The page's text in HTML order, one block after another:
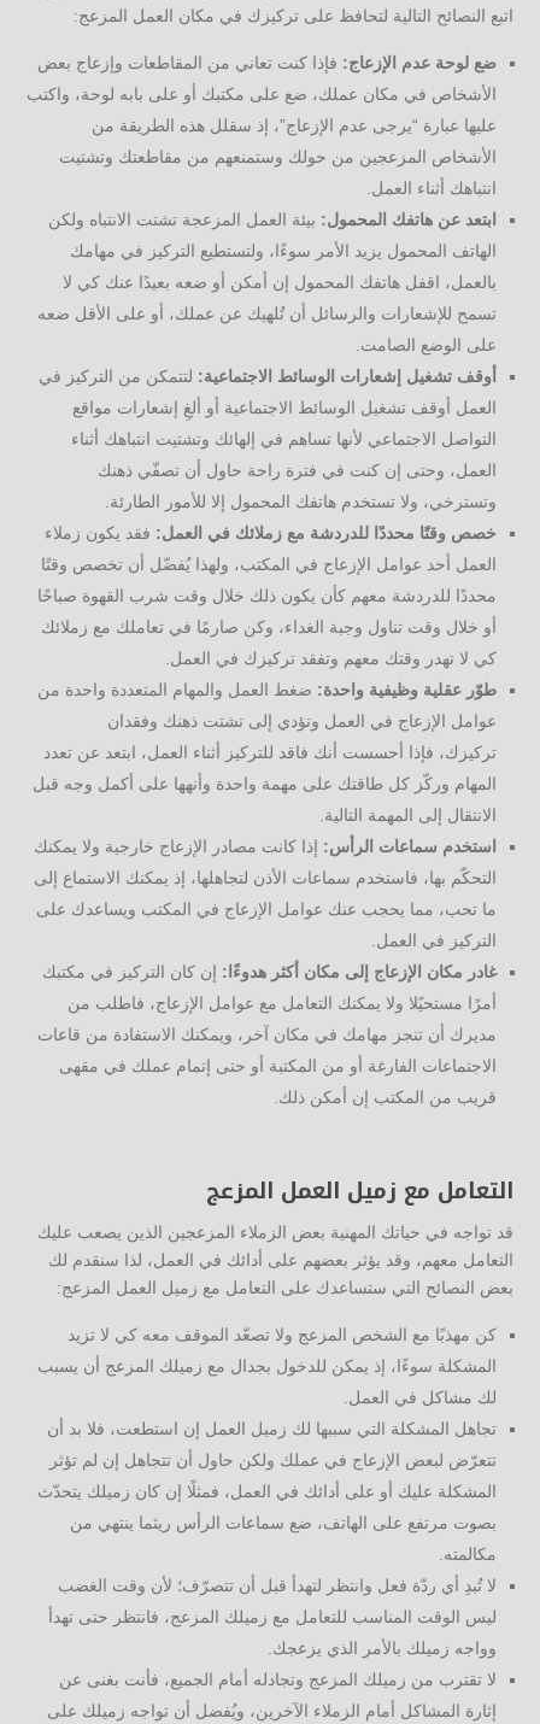
اتبع النصائح التالية لتحافظ على تركيزك في مكان العمل المزعج:
ضع لوحة عدم الإزعاج: فإذا كنت تعاني من المقاطعات وإزعاج بعض
الأشخاص في مكان عملك، ضع على مكتبك أو على بابه لوحة، واكتب
عليها عبارة “يرجى عدم الإزعاج”، إذ سقلل هذه الطريقة من
الأشخاص المزعجين من حولك وستمنعهم من مقاطعتك وتشتيت
انتباهك أثناء العمل.
ابتعد عن هاتفك المحمول: بيئة العمل المزعجة تشتت الانتباه ولكن
الهاتف المحمول يزيد الأمر سوءًا، ولتستطيع التركيز في مهامك
بالعمل، اقفل هاتفك المحمول إن أمكن أو ضعه بعيدًا عنك كي لا
تسمح للإشعارات والرسائل أن تُلهيك عن عملك، أو على الأقل ضعه
على الوضع الصامت.
أوقف تشغيل إشعارات الوسائط الاجتماعية: لتتمكن من التركيز في
العمل أوقف تشغيل الوسائط الاجتماعية أو ألغِ إشعارات مواقع
التواصل الاجتماعي لأنها تساهم في إلهائك وتشتيت انتباهك أثناء
العمل، وحتى إن كنت في فترة راحة حاول أن تصفّي ذهنك
وتسترخي، ولا تستخدم هاتفك المحمول إلا للأمور الطارئة.
خصص وقتًا محددًا للدردشة مع زملائك في العمل: فقد يكون زملاء
العمل أحد عوامل الإزعاج في المكتب، ولهذا يُفضّل أن تخصص وقتًا
محددًا للدردشة معهم كأن يكون ذلك خلال وقت شرب القهوة صباحًا
أو خلال وقت تناول وجبة الغداء، وكن صارمًا في تعاملك مع زملائك
كي لا تهدر وقتك معهم وتفقد تركيزك في العمل.
طوّر عقلية وظيفية واحدة: ضغط العمل والمهام المتعددة واحدة من
عوامل الإزعاج في العمل وتؤدي إلى تشتت ذهنك وفقدان
تركيزك، فإذا أحسست أنك فاقد للتركيز أثناء العمل، ابتعد عن تعدد
المهام وركّز كل طاقتك على مهمة واحدة وأنهها على أكمل وجه قبل
الانتقال إلى المهمة التالية.
استخدم سماعات الرأس: إذا كانت مصادر الإزعاج خارجية ولا يمكنك
التحكّم بها، فاستخدم سماعات الأذن لتجاهلها، إذ يمكنك الاستماع إلى
ما تحب، مما يحجب عنك عوامل الإزعاج في المكتب ويساعدك على
التركيز في العمل.
غادر مكان الإزعاج إلى مكان أكثر هدوءًا: إن كان التركيز في مكتبك
أمرًا مستحيًلا ولا يمكنك التعامل مع عوامل الإزعاج، فاطلب من
مديرك أن تنجز مهامك في مكان آخر، ويمكنك الاستفادة من قاعات
الاجتماعات الفارغة أو من المكتبة أو حتى إتمام عملك في مقهى
قريب من المكتب إن أمكن ذلك.
التعامل مع زميل العمل المزعج
قد تواجه في حياتك المهنية بعض الزملاء المزعجين الذين يصعب عليك
التعامل معهم، وقد يؤثر بعضهم على أدائك في العمل، لذا سنقدم لك
بعض النصائح التي ستساعدك على التعامل مع زميل العمل المزعج:
كن مهذبًا مع الشخص المزعج ولا تصعّد الموقف معه كي لا تزيد
المشكلة سوءًا، إذ يمكن للدخول بجدال مع زميلك المزعج أن يسبب
لك مشاكل في العمل.
تجاهل المشكلة التي سببها لك زميل العمل إن استطعت، فلا بد أن
تتعرّض لبعض الإزعاج في عملك ولكن حاول أن تتجاهل إن لم تؤثر
المشكلة عليك أو على أدائك في العمل، فمثلًا إن كان زميلك يتحدّث
بصوت مرتفع على الهاتف، ضع سماعات الرأس ريثما ينتهي من
مكالمته.
لا تُبدِ أي ردّة فعل وانتظر لتهدأ قبل أن تتصرّف؛ لأن وقت الغضب
ليس الوقت المناسب للتعامل مع زميلك المزعج، فانتظر حتى تهدأ
وواجه زميلك بالأمر الذي يزعجك.
لا تقترب من زميلك المزعج وتجادله أمام الجميع، فأنت بغنى عن
إثارة المشاكل أمام الزملاء الآخرين، ويُفضل أن تواجه زميلك على